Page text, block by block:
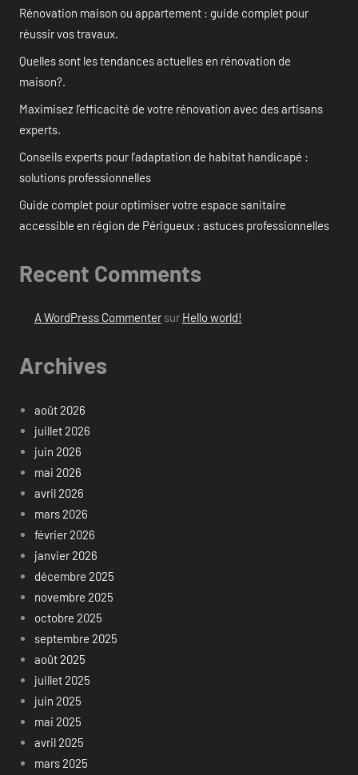
Rénovation maison ou appartement : guide complet pour
réussir vos travaux.
Quelles sont les tendances actuelles en rénovation de
maison?.
Maximisez l’efficacité de votre rénovation avec des artisans
experts.
Conseils experts pour l’adaptation de habitat handicapé :
solutions professionnelles
Guide complet pour optimiser votre espace sanitaire
accessible en région de Périgueux : astuces professionnelles
Recent Comments
A WordPress Commentersur Hello world!
Archives
août 2026
juillet 2026
juin 2026
mai 2026
avril 2026
mars 2026
février 2026
janvier 2026
décembre 2025
novembre 2025
octobre 2025
septembre 2025
août 2025
juillet 2025
juin 2025
mai 2025
avril 2025
mars 2025